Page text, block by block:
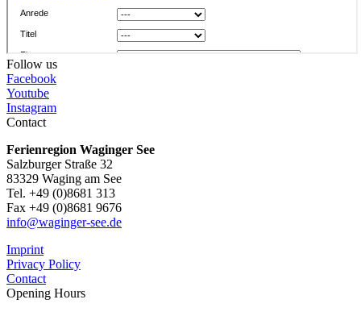
Follow us
Facebook
Youtube
Instagram
Contact
Ferienregion Waginger See
Salzburger Straße 32
83329 Waging am See
Tel. +49 (0)8681 313
Fax +49 (0)8681 9676
info@waginger-see.de
Imprint
Privacy Policy
Contact
Opening Hours